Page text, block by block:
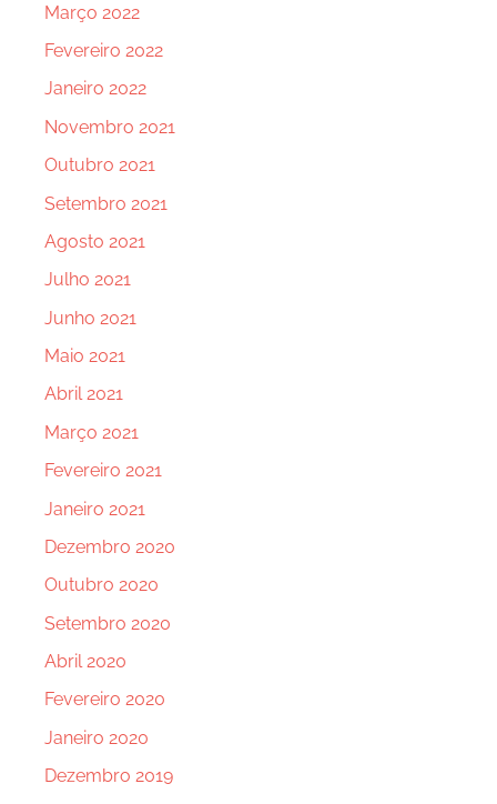
Março 2022
Fevereiro 2022
Janeiro 2022
Novembro 2021
Outubro 2021
Setembro 2021
Agosto 2021
Julho 2021
Junho 2021
Maio 2021
Abril 2021
Março 2021
Fevereiro 2021
Janeiro 2021
Dezembro 2020
Outubro 2020
Setembro 2020
Abril 2020
Fevereiro 2020
Janeiro 2020
Dezembro 2019